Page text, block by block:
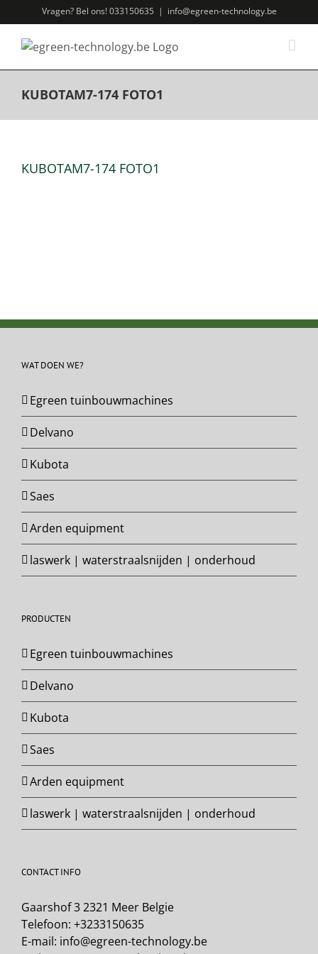
naar
inhoud
Vragen? Bel ons! 033150635 | info@egreen-technology.be
KUBOTAM7-174 FOTO1
KUBOTAM7-174 FOTO1
WAT DOEN WE?
Egreen tuinbouwmachines
Delvano
Kubota
Saes
Arden equipment
laswerk | waterstraalsnijden | onderhoud
PRODUCTEN
Egreen tuinbouwmachines
Delvano
Kubota
Saes
Arden equipment
laswerk | waterstraalsnijden | onderhoud
CONTACT INFO
Gaarshof 3 2321 Meer Belgie
Telefoon: +3233150635
E-mail: info@egreen-technology.be